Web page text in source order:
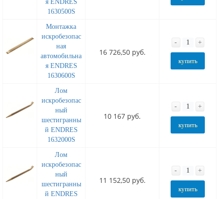
я ENDRES
1630500S
Монтажка
искробезопас
ная
автомобильна
я ENDRES
1630600S
16 726,50 руб.
- +
купить
Лом
искробезопас
ный
шестигранны
й ENDRES
1632000S
10 167 руб.
- +
купить
Лом
искробезопас
ный
шестигранны
й ENDRES
11 152,50 руб.
- +
купить